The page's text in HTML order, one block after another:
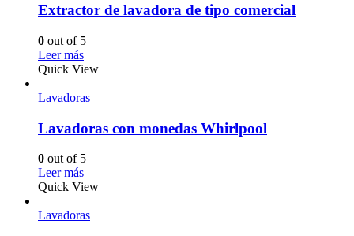
Extractor de lavadora de tipo comercial
0 out of 5
Leer más
Quick View
Lavadoras
Lavadoras con monedas Whirlpool
0 out of 5
Leer más
Quick View
Lavadoras